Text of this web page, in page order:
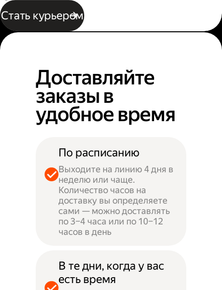
Стать курьером
Доставляйте
заказы в
удобное время
По расписанию
Выходите на линию 4 дня в
неделю или чаще.
Количество часов на
доставку вы определяете
сами — можно доставлять
по 3–4 часа или по 10–12
часов в день
В те дни, когда у вас
есть время